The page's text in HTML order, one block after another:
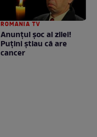
ROMANIA TV
Anunţul şoc al zilei!
Puţini ştiau că are
cancer